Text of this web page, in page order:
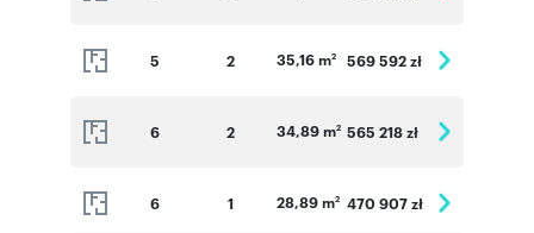
5 2 35,16 m2 569 592 zł
6 2 34,89 m2 565 218 zł
6 1 28,89 m2 470 907 zł